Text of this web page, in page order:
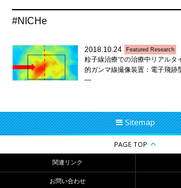
#NICHe
2018.10.24 Featured Research
粒子線治療での治療中リアル
的ガンマ線撮像装置：電子飛跡
―
Sitemap
PAGE TOP
関連リンク
お問い合わせ